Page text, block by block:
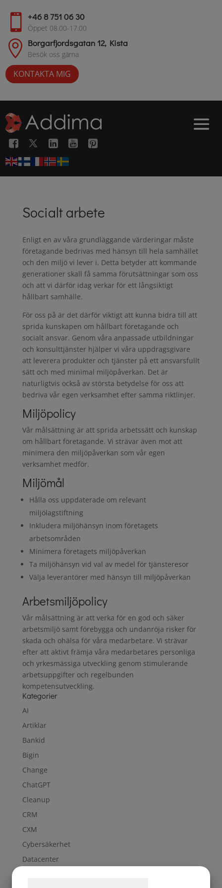
 +46 8 751 06 30
Öppet 08.00-17.00
 Borgarfjordsgatan 12, Kista
Besök oss gärna
KONTAKTA MIG
Socialt arbete
Enligt en av våra grundläggande värderingar måste
företagande bedrivas med hänsyn till hela samhället
och den miljö vi lever i. Detta betyder att kommande
generationer skall få samma förutsättningar som oss
och att vi därför idag verkar för ett långsiktigt
hållbart samhälle.
För oss på är det därför viktigt att kunna bidra till att
sprida kunskapen om hållbart företagande och
socialt ansvar. Genom våra anpassade utbildningar
och konsulttjänster hjälper vi våra uppdragsgivare
att leverera produkter och tjänster på ett ansvarsfullt
sätt och med minimal miljöpåverkan. Det är
naturligtvis också av största betydelse för oss att
bedriva vår egen verksamhet efter samma riktlinjer.
Miljöpolicy
Vår målsättning är att sprida arbetssätt och kunskap
om hållbart företagande. Vi strävar även mot att
minimera den miljöpåverkan som vår egen
verksamhet medför.
Miljömål
Hålla oss uppdaterade om relevant
miljölagstiftning
Inkludera miljöhänsyn inom företagets
arbetsområden
Minimera företagets miljöpåverkan
Ta miljöhänsyn vid val av medel för tjänsteresor
Välja leverantörer med hänsyn till miljöpåverkan
Arbetsmiljöpolicy
Vår målsättning är att verka för en god och säker
arbetsmiljö samt förebygga och undanröja risker för
skada och ohälsa för våra medarbetare. Vi strävar
efter att aktivt främja våra medarbetares personliga
och yrkesmässiga utveckling genom stimulerande
arbetsuppgifter och regelbunden
kompetensutveckling.
Kategorier
AI
Artiklar
Bankid
Bigin
Change
ChatGPT
Cleanup
CRM
CXM
Cybersäkerhet
Datacenter